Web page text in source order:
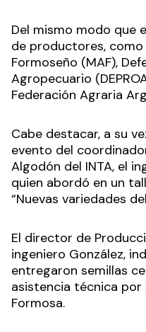
Del mismo modo que
de productores,
Formoseño (MAF),
Agropecuario
Federación Agraria
Cabe destacar, a su
evento del
Algodón del INTA, el
quien abordó en un
“Nuevas variedades
El director de
ingeniero González,
entregaron semillas
asistencia técnica
Formosa.